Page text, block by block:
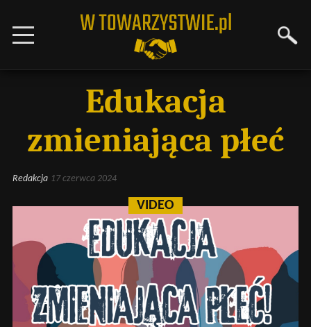
Edukacja
zmieniająca płeć
Redakcja 17 czerwca 2024
VIDEO